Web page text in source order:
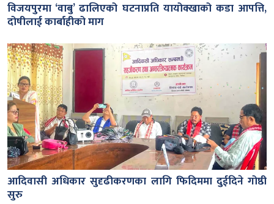
विजयपुरमा ‘वाबु’ ढालिएको घटनाप्रति यायोक्खाको कडा आपत्ति,
दोषीलाई कार्बाहीको माग
आदिवासी अधिकार सुदृढीकरणका लागि फिदिममा दुईदिने गोष्ठी
सुरु